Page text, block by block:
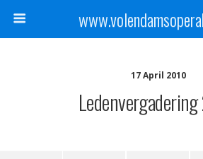
17 April 2010